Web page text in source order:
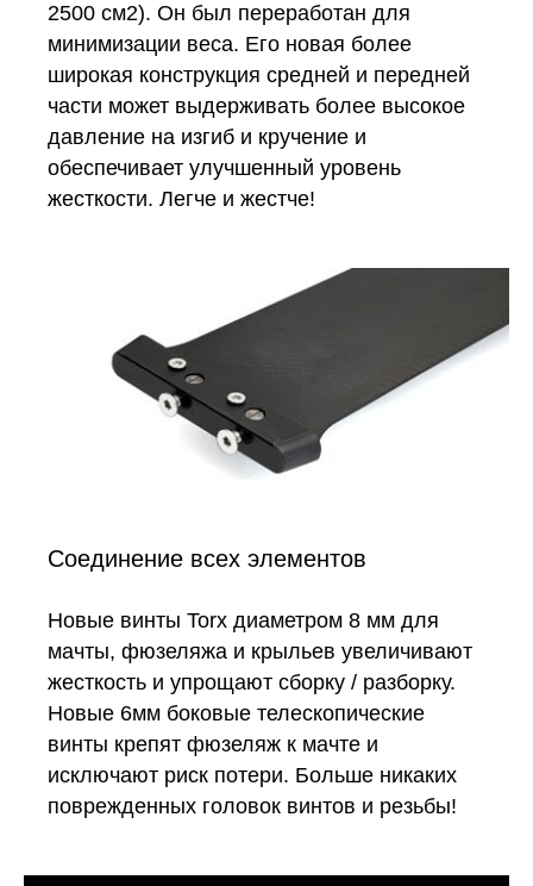
2500 см2). Он был переработан для
минимизации веса. Его новая более
широкая конструкция средней и передней
части может выдерживать более высокое
давление на изгиб и кручение и
обеспечивает улучшенный уровень
жесткости. Легче и жестче!
Соединение всех элементов
Новые винты Torx диаметром 8 мм для
мачты, фюзеляжа и крыльев увеличивают
жесткость и упрощают сборку / разборку.
Новые 6мм боковые телескопические
винты крепят фюзеляж к мачте и
исключают риск потери. Больше никаких
поврежденных головок винтов и резьбы!